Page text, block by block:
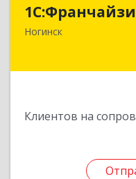
Ногинск
Клиентов на
142400,
Ногинск г,